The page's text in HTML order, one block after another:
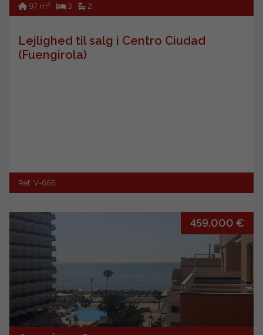
97 m2 3 2
Lejlighed til salg i Centro Ciudad
(Fuengirola)
Ref. V-666
459.000 €